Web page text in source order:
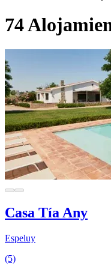
74
Casa Tía Any
Espeluy
(5)